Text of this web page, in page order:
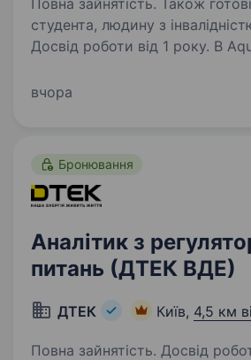
Повна зайнятість. Також
студента, людину з
Досвід роботи від 1 року. В Aquila Ukraine
й здорових процесах. Тому
вчора
Бронювання
Аналітик з
питань (ДТЕК ВДЕ)
ДТЕК Київ, 4,5 км
Повна зайнятість. Досвід